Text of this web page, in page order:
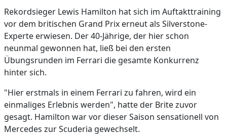
Rekordsieger Lewis Hamilton hat sich im Auftakttraining
vor dem britischen Grand Prix erneut als Silverstone-
Experte erwiesen. Der 40-Jährige, der hier schon
neunmal gewonnen hat, ließ bei den ersten
Übungsrunden im Ferrari die gesamte Konkurrenz
hinter sich.
"Hier erstmals in einem Ferrari zu fahren, wird ein
einmaliges Erlebnis werden", hatte der Brite zuvor
gesagt. Hamilton war vor dieser Saison sensationell von
Mercedes zur Scuderia gewechselt.